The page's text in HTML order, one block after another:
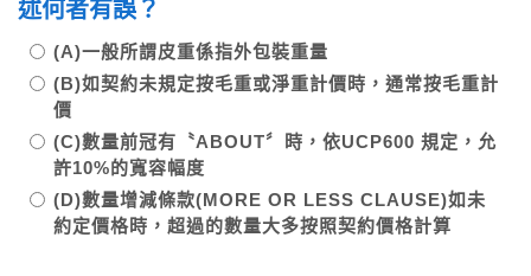
述何者有誤？
(A)一般所謂皮重係指外包裝重量
(B)如契約未規定按毛重或淨重計價時，通常按毛重計
價
(C)數量前冠有〝ABOUT〞時，依UCP600 規定，允
許10%的寬容幅度
(D)數量增減條款(MORE OR LESS CLAUSE)如未
約定價格時，超過的數量大多按照契約價格計算